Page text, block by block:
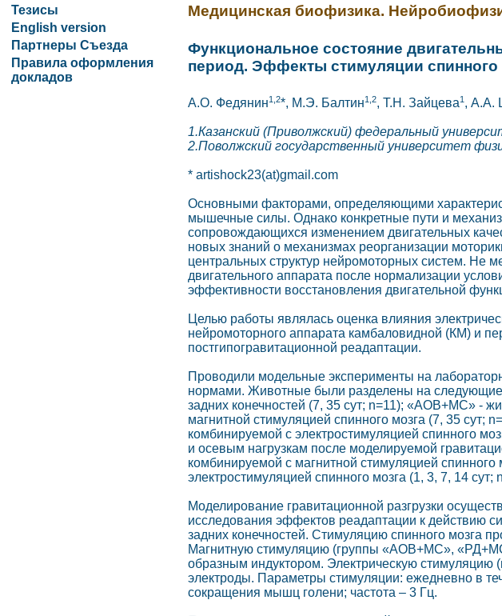
Тезисы
English version
Партнеры Съезда
Правила оформления
докладов
Медицинская биофизика.
Функциональное состояние
период. Эффекты стимуляции спинного
А.О. Федянин1,2*, М.Э. Балтин1,2, Т.Н. Зайцева1 , А.А.
1.Казанский (Приволжский) федеральный
2.Поволжский государственный университет
* artishock23(at)gmail.com
Основными факторами, определяющими
мышечные силы. Однако конкретные пути и
сопровождающихся изменением двигательных
новых знаний о механизмах реорганизации
центральных структур нейромоторных систем. Не
двигательного аппарата после нормализации
эффективности восстановления двигательной
Целью работы являлась оценка влияния
нейромоторного аппарата камбаловидной (КМ) и
постгипогравитационной реадаптации.
Проводили модельные эксперименты на
нормами. Животные были разделены на следующие
задних конечностей (7, 35 сут; n=11); «АОВ+МС» -
магнитной стимуляцией спинного мозга (7, 35 сут;
комбинируемой с электростимуляцией спинного
и осевым нагрузкам после моделируемой
комбинируемой с магнитной стимуляцией
электростимуляцией спинного мозга (1, 3, 7, 14 сут;
Моделирование гравитационной разгрузки
исследования эффектов реадаптации к действию
задних конечностей. Стимуляцию спинного мозга
Магнитную стимуляцию (группы «АОВ+МС»,
образным индуктором. Электрическую
электроды. Параметры стимуляции: ежедневно в
сокращения мышц голени; частота – 3 Гц.